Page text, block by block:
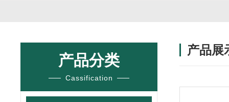
产品分类
Cassification
产品展